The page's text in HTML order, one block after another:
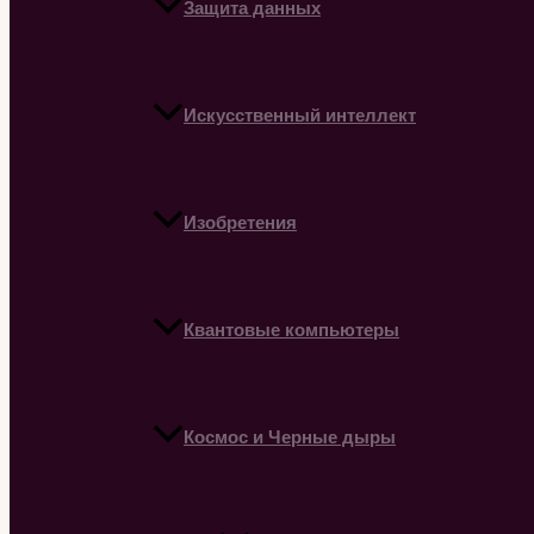
Защита данных
Искусственный интеллект
Изобретения
Квантовые компьютеры
Космос и Черные дыры